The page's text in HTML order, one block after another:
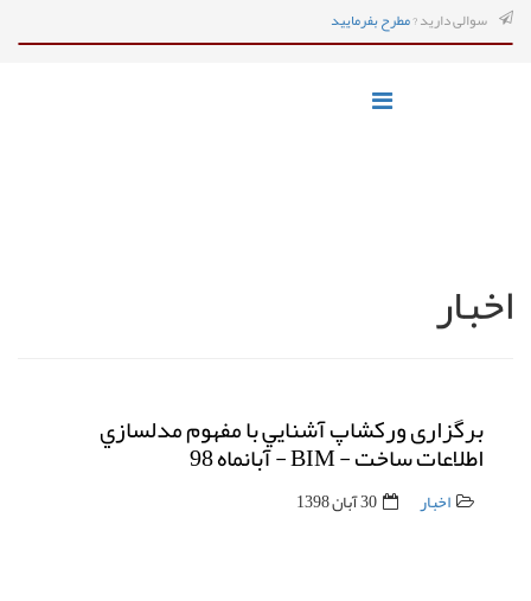
سوالی دارید ?مطرح بفرمایید
اخبار
برگزاری وركشاپ آشنايي با مفهوم مدلسازي
اطلاعات ساخت - BIM - آبانماه 98
اخبار 30 آبان 1398